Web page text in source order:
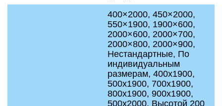
400×2000, 450×2000,
550×1900, 1900×600,
2000×600, 2000×700,
2000×800, 2000×900,
Нестандартные, По
индивидуальным
размерам, 400x1900,
500x1900, 700x1900,
800x1900, 900x1900,
500x2000, Высотой 200